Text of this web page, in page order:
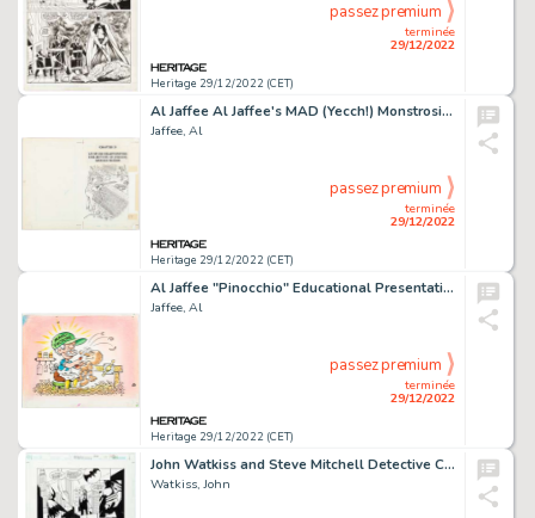
Heritage 29/12/2022 (CET)
terminée
29/12/2022
passez premium
Al Jaffee Al Jaffee's MAD (Yecch!) Monstrosities Complete 3-Page Story Original Art Group of 3 (Warner Books, 1974... (Total: 3 Original Art)
Jaffee, Al
Heritage 29/12/2022 (CET)
terminée
29/12/2022
passez premium
Al Jaffee "Pinocchio" Educational Presentation Illustrations Original Art Group of 9 (c. 1990s).... (Total: 9 Original Art)
Jaffee, Al
Heritage 29/12/2022 (CET)
terminée
29/12/2022
passez premium
John Watkiss and Steve Mitchell Detective Comics #746 Story Page 14 Original Art (DC, 2000)....
Watkiss, John